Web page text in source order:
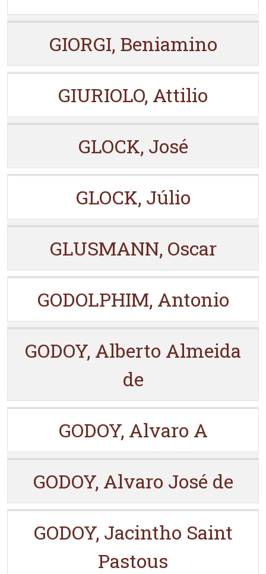
GIORGI, Beniamino
GIURIOLO, Attilio
GLOCK, José
GLOCK, Júlio
GLUSMANN, Oscar
GODOLPHIM, Antonio
GODOY, Alberto Almeida
de
GODOY, Alvaro A
GODOY, Alvaro José de
GODOY, Jacintho Saint
Pastous